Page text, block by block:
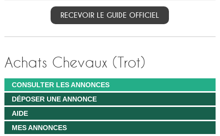
RECEVOIR LE GUIDE OFFICIEL
Achats Chevaux (Trot)
CONSULTER LES ANNONCES
DÉPOSER UNE ANNONCE
AIDE
MES ANNONCES